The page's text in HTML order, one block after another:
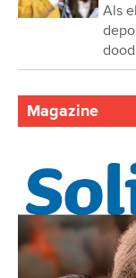
Als
Magazine